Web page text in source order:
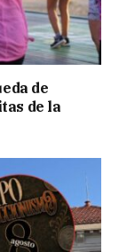
de
de la